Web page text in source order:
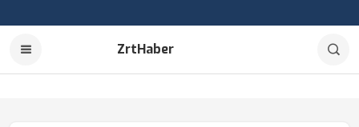
ZrtHaber